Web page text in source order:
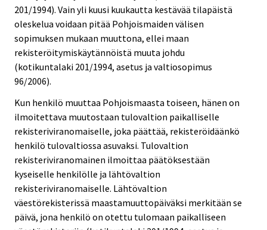
201/1994). Vain yli kuusi kuukautta kestävää tilapäistä
oleskelua voidaan pitää Pohjoismaiden välisen
sopimuksen mukaan muuttona, ellei maan
rekisteröitymiskäytännöistä muuta johdu
(kotikuntalaki 201/1994, asetus ja valtiosopimus
96/2006).
Kun henkilö muuttaa Pohjoismaasta toiseen, hänen on
ilmoitettava muutostaan tulovaltion paikalliselle
rekisteriviranomaiselle, joka päättää, rekisteröidäänkö
henkilö tulovaltiossa asuvaksi. Tulovaltion
rekisteriviranomainen ilmoittaa päätöksestään
kyseiselle henkilölle ja lähtövaltion
rekisteriviranomaiselle. Lähtövaltion
väestörekisterissä maastamuuttopäiväksi merkitään se
päivä, jona henkilö on otettu tulomaan paikalliseen